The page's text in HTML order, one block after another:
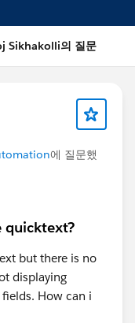
Sikhakolli의 질문
에 질문했
quicktext?
but there is no
displaying
How can i